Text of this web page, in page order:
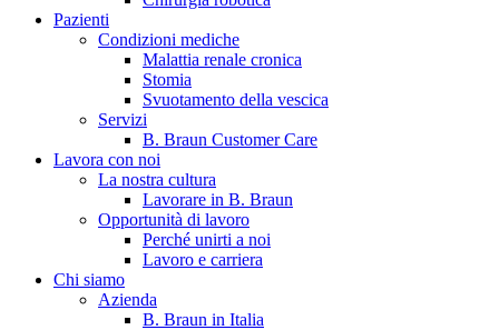
Contatti
Hai domande o richieste? Scrivici per entrare subito in contatto
Pazienti
Condizioni mediche
Malattia renale cronica
Stomia
Svuotamento della vescica
Servizi
B. Braun Customer Care
Lavora con noi
La nostra cultura
Lavorare in B. Braun
Opportunità di lavoro
Perché unirti a noi
Lavoro e carriera
Chi siamo
Azienda
B. Braun in Italia